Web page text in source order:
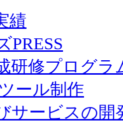
績
PRESS
研修プログラ
ール制作
サービスの開